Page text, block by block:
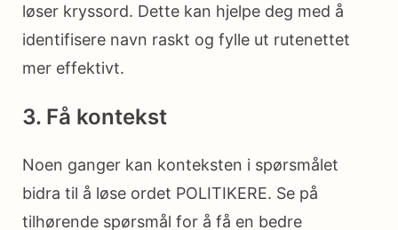
løser kryssord. Dette kan hjelpe deg med å
identifisere navn raskt og fylle ut rutenettet
mer effektivt.
3. Få kontekst
Noen ganger kan konteksten i spørsmålet
bidra til å løse ordet POLITIKERE. Se på
tilhørende spørsmål for å få en bedre